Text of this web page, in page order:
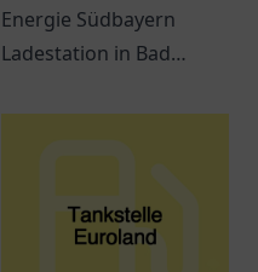
Energie Südbayern
Ladestation in Bad
umweltfreundliche Fahrt